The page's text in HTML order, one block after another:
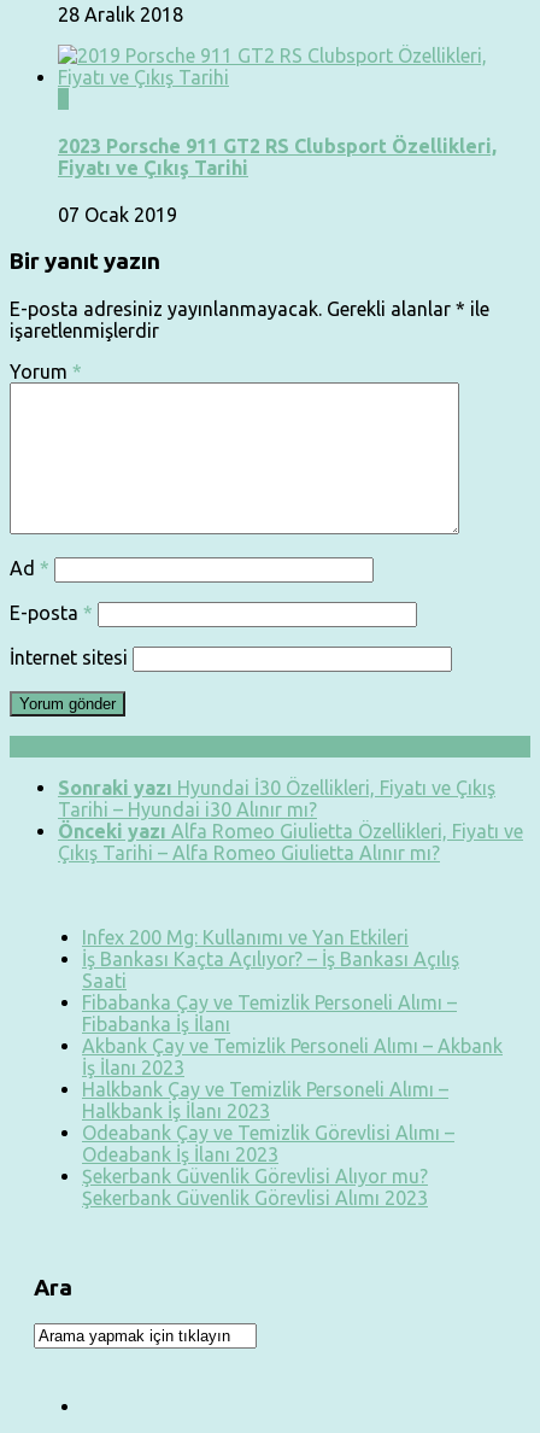
28 Aralık 2018
2023 Porsche 911 GT2 RS Clubsport Özellikleri,
Fiyatı ve Çıkış Tarihi
07 Ocak 2019
Bir yanıt yazın
E-posta adresiniz yayınlanmayacak. Gerekli alanlar * ile
işaretlenmişlerdir
Yorum *
Ad *
E-posta *
İnternet sitesi
Sonraki yazı Hyundai İ30 Özellikleri, Fiyatı ve Çıkış
Tarihi – Hyundai i30 Alınır mı?
Önceki yazı Alfa Romeo Giulietta Özellikleri, Fiyatı ve
Çıkış Tarihi – Alfa Romeo Giulietta Alınır mı?
Infex 200 Mg: Kullanımı ve Yan Etkileri
İş Bankası Kaçta Açılıyor? – İş Bankası Açılış
Saati
Fibabanka Çay ve Temizlik Personeli Alımı –
Fibabanka İş İlanı
Akbank Çay ve Temizlik Personeli Alımı – Akbank
İş İlanı 2023
Halkbank Çay ve Temizlik Personeli Alımı –
Halkbank İş İlanı 2023
Odeabank Çay ve Temizlik Görevlisi Alımı –
Odeabank İş İlanı 2023
Şekerbank Güvenlik Görevlisi Alıyor mu?
Şekerbank Güvenlik Görevlisi Alımı 2023
Ara